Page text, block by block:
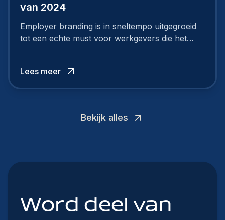
van 2024
Employer branding is in sneltempo uitgegroeid
tot een echte must voor werkgevers die het
Lees meer
Bekijk alles
Word deel van